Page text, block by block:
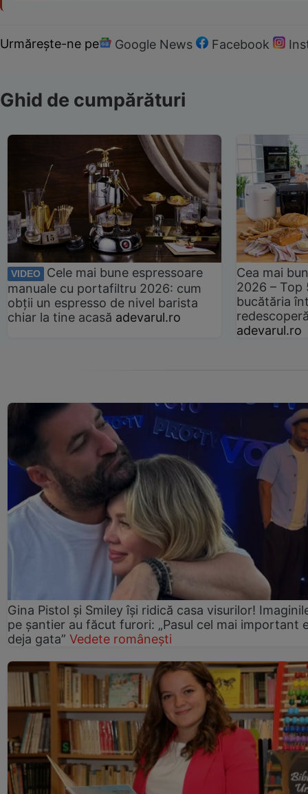
Urmărește-ne pe Google News Facebook
Ghid de cumpărături
VIDEO
Cele mai bune espressoare
manuale cu portafiltru 2026: cum
obții un espresso de nivel barista
chiar la tine acasă adevarul.ro
Cea mai
2026 –
bucătăria
adevarul.ro
Gina Pistol și Smiley își ridică casa visurilor!
pe șantier au făcut furori: „Pasul cel mai important
deja gata” Vedete românești